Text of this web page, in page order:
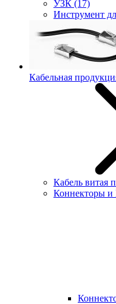
УЗК (17)
Инструмент
Кабельная
Кабель витая
Коннекторы и